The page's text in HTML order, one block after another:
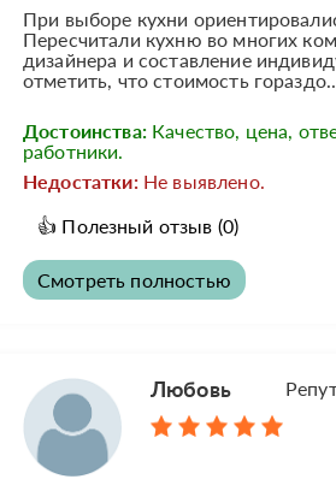
При выборе кухни
Пересчитали кухню во многих
дизайнера и составление
отметить, что стоимость
Достоинства: Качество, цена,
работники.
Недостатки: Не выявлено.
👍 Полезный отзыв (0)
Смотреть полностью
Любовь